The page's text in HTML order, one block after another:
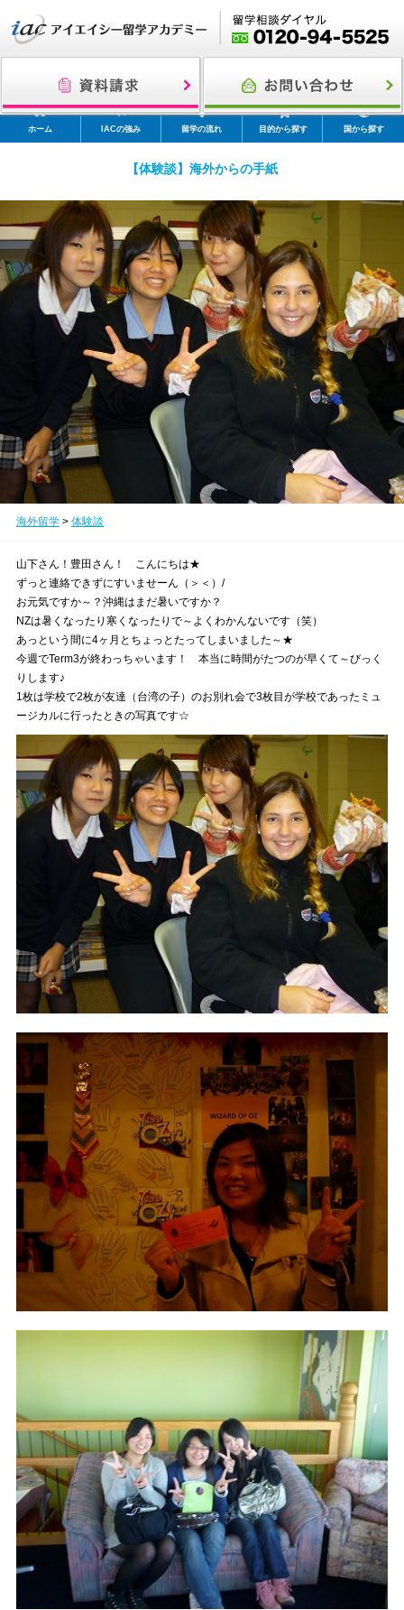
ホーム IACの強み 留学の流れ 目的から探す 国から探す
【体験談】海外からの手紙
海外留学> 体験談
山下さん！豊田さん！ こんにちは★
ずっと連絡できずにすいませーん（＞＜）/
お元気ですか～？沖縄はまだ暑いですか？
NZは暑くなったり寒くなったりで～よくわかんないです（笑）
あっという間に4ヶ月とちょっとたってしまいました～★
今週でTerm3が終わっちゃいます！ 本当に時間がたつのが早くて～びっく
りします♪
1枚は学校で2枚が友達（台湾の子）のお別れ会で3枚目が学校であったミュ
ージカルに行ったときの写真です☆